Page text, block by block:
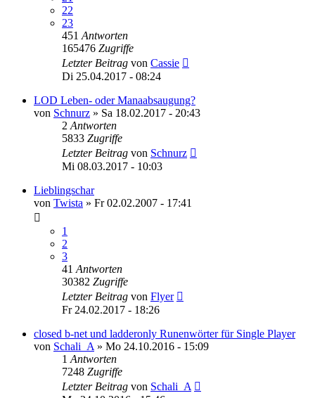
22
23
451 Antworten
165476 Zugriffe
Letzter Beitrag von Cassie
Di 25.04.2017 - 08:24
LOD Leben- oder Manaabsaugung?
von Schnurz » Sa 18.02.2017 - 20:43
2 Antworten
5833 Zugriffe
Letzter Beitrag von Schnurz
Mi 08.03.2017 - 10:03
Lieblingschar
von Twista » Fr 02.02.2007 - 17:41
1
2
3
41 Antworten
30382 Zugriffe
Letzter Beitrag von Flyer
Fr 24.02.2017 - 18:26
closed b-net und ladderonly Runenwörter für Single Player
von Schali_A » Mo 24.10.2016 - 15:09
1 Antworten
7248 Zugriffe
Letzter Beitrag von Schali_A